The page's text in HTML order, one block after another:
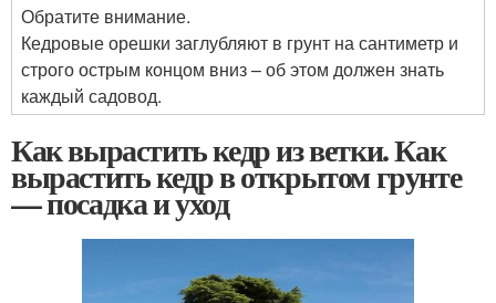
Обратите внимание.
Кедровые орешки заглубляют в грунт на сантиметр и
строго острым концом вниз – об этом должен знать
каждый садовод.
Как вырастить кедр из ветки. Как
вырастить кедр в открытом грунте
— посадка и уход